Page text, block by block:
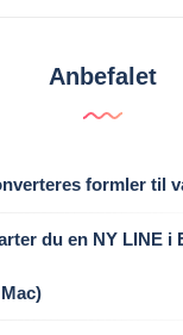
Anbefalet
formler til
du en NY LINE i